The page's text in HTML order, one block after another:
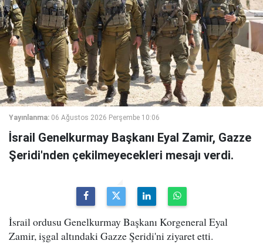
Yayınlanma: 06 Ağustos 2026 Perşembe 10:06
İsrail Genelkurmay Başkanı Eyal Zamir, Gazze
Şeridi'nden çekilmeyecekleri mesajı verdi.
İsrail ordusu Genelkurmay Başkanı Korgeneral Eyal
Zamir, işgal altındaki Gazze Şeridi'ni ziyaret etti.